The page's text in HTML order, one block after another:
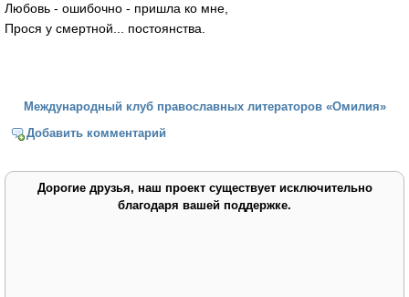
Любовь - ошибочно - пришла ко мне,
Прося у смертной... постоянства.
Международный клуб православных литераторов «Омилия»
Добавить комментарий
Дорогие друзья, наш проект существует исключительно
благодаря вашей поддержке.